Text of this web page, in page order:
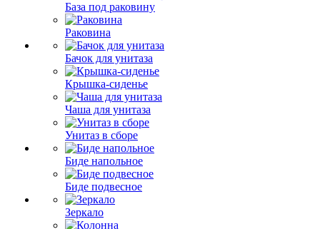
База под раковину
Раковина
Бачок для унитаза
Крышка-сиденье
Чаша для унитаза
Унитаз в сборе
Биде напольное
Биде подвесное
Зеркало